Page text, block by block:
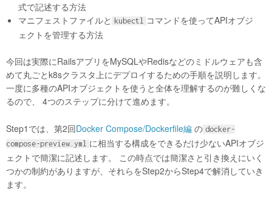
式で記述する方法
マニフェストファイルと kubectl コマンドを使ってAPIオブジ
ェクトを管理する方法
今回は実際にRailsアプリをMySQLやRedisなどのミドルウェアも含
めて丸ごとk8sクラスタ上にデプロイするための手順を説明します。
一度に多種のAPIオブジェクトを使うと全体を理解するのが難しくな
るので、 4つのステップに分けて進めます。
Step1では、第2回Docker Compose/Dockerfile編 の docker-
compose-preview.yml に相当する構成をできるだけ少ないAPIオブジ
ェクトで簡潔に記述します。 この時点では簡潔さと引き換えにいく
つかの制約がありますが、それらをStep2からStep4で解消していき
ます。